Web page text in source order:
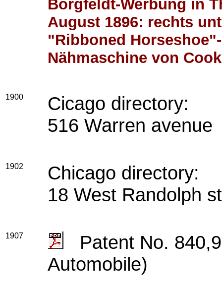
Borgfeldt-Werbung in
August 1896: rechts
"Ribboned
Nähmaschine von
1900
Cicago directory:
516 Warren avenue
1902
Chicago directory:
18 West Randolph
1907
Patent No.
Automobile)